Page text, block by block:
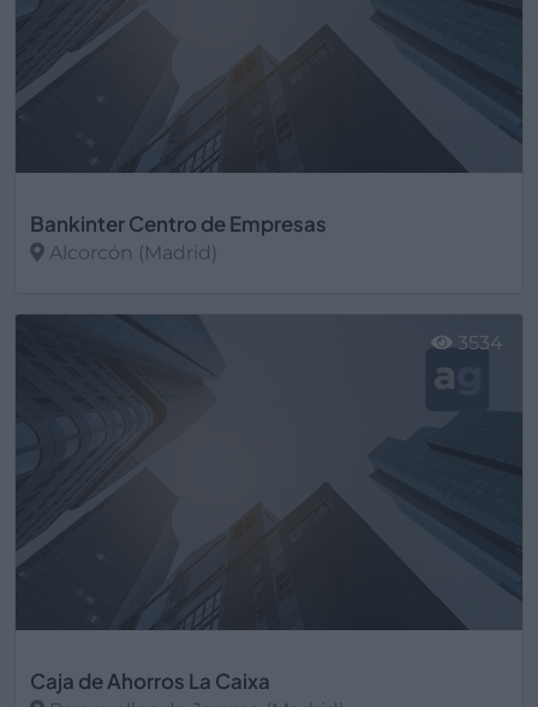
Bankinter Centro de Empresas
Alcorcón (Madrid)
Caja de Ahorros La Caixa
3534